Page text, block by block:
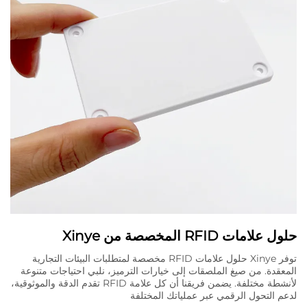
حلول علامات RFID المخصصة من Xinye
توفر Xinye حلول علامات RFID مخصصة لمتطلبات البيئات التجارية
المعقدة. من صيغ الملصقات إلى خيارات الترميز، نلبي احتياجات متنوعة
لأنشطة مختلفة. يضمن فريقنا أن كل علامة RFID تقدم الدقة والموثوقية،
لدعم التحول الرقمي عبر عملياتك المختلفة